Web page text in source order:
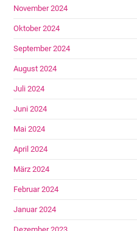
November 2024
Oktober 2024
September 2024
August 2024
Juli 2024
Juni 2024
Mai 2024
April 2024
März 2024
Februar 2024
Januar 2024